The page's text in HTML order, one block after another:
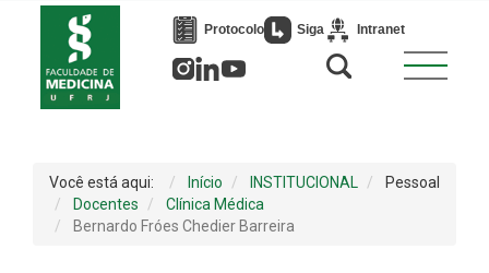
PARA
Protocolo Siga Intranet
Você está aqui: Início INSTITUCIONAL
Pessoal
Docentes
Clínica Médica
Bernardo Fróes Chedier Barreira